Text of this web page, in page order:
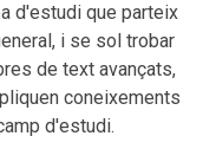
d'estudi que parteix
i se sol trobar
de text avançats,
coneixements
d'estudi.